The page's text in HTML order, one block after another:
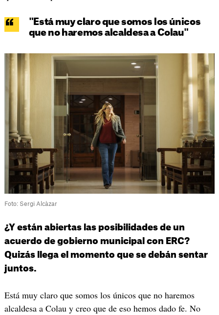
"Está muy claro que somos los únicos
que no haremos alcaldesa a Colau"
Foto: Sergi Alcàzar
¿Y están abiertas las posibilidades de un
acuerdo de gobierno municipal con ERC?
Quizás llega el momento que se debán sentar
juntos.
Está muy claro que somos los únicos que no haremos
alcaldesa a Colau y creo que de eso hemos dado fe. No